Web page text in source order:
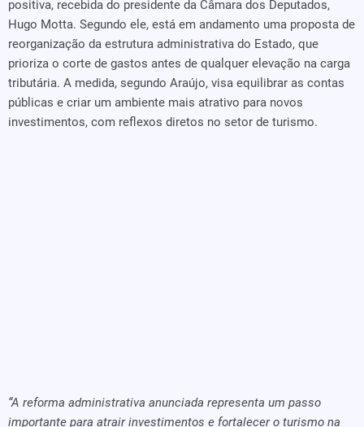
positiva, recebida do presidente da Câmara dos Deputados,
Hugo Motta. Segundo ele, está em andamento uma proposta de
reorganização da estrutura administrativa do Estado, que
prioriza o corte de gastos antes de qualquer elevação na carga
tributária. A medida, segundo Araújo, visa equilibrar as contas
públicas e criar um ambiente mais atrativo para novos
investimentos, com reflexos diretos no setor de turismo.
“A reforma administrativa anunciada representa um passo
importante para atrair investimentos e fortalecer o turismo na